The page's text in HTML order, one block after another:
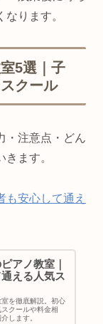
ります。
5選｜子
クール
・注意点・どん
ます。
も安心して通え
アノ教室｜
える人気ス
を徹底解説。初心
クールや料金相
します。